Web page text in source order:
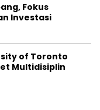
Fokus
Investasi
of Toronto
Multidisiplin